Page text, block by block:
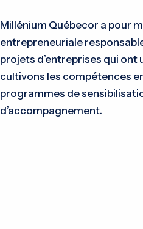
Millénium Québecor a pour
entrepreneuriale
projets d’entreprises qui ont
cultivons les compétences
programmes de
d’accompagnement.